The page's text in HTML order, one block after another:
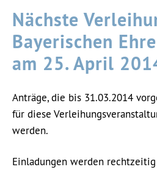
Nächste
Bayerischen
am 25. April
Anträge, die bis 31.03.2014
für diese
werden.
Einladungen werden